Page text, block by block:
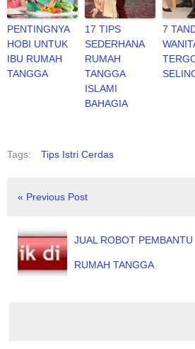
PENTINGNYA
HOBI UNTUK
IBU RUMAH
TANGGA
17 TIPS
SEDERHANA
RUMAH
TANGGA
ISLAMI
BAHAGIA
7
Tags: Tips Istri Cerdas
« Previous Post
JUAL ROBOT PEMBANTU
RUMAH TANGGA